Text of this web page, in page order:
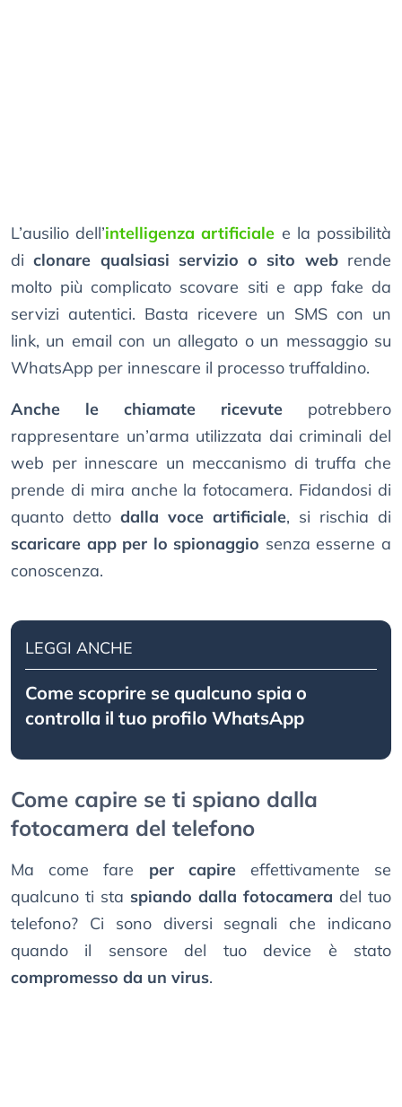
L’ausilio dell’intelligenza artificiale e la possibilità
diclonare qualsiasi servizio o sito webrende
molto più complicato scovare siti e app fake da
servizi autentici. Basta ricevere un SMS con un
link, un email con un allegato o un messaggio su
WhatsApp per innescare il processo truffaldino.
Anche le chiamate ricevute potrebbero
rappresentare un’arma utilizzata dai criminali del
web per innescare un meccanismo di truffa che
prende di mira anche la fotocamera. Fidandosi di
quanto detto dalla voce artificiale, si rischia di
scaricare app per lo spionaggio senza esserne a
conoscenza.
LEGGI ANCHE
Come scoprire se qualcuno spia o
controlla il tuo profilo WhatsApp
Come capire se ti spiano dalla
fotocamera del telefono
Ma come fare per capireeffettivamente se
qualcuno ti sta spiando dalla fotocamera del tuo
telefono? Ci sono diversi segnali che indicano
quando il sensore del tuo device è stato
compromesso da un virus.